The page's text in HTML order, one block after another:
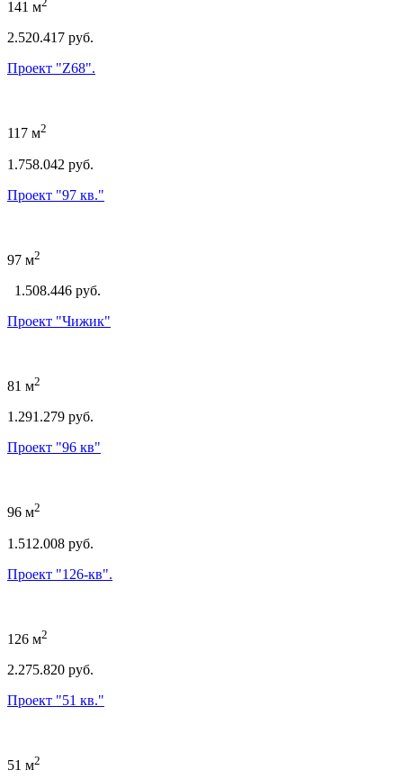
141 м
2.520.417 руб.
Проект "Z68".
117 м2
1.758.042 руб.
Проект "97 кв."
97 м2
1.508.446 руб.
Проект "Чижик"
81 м2
1.291.279 руб.
Проект "96 кв"
96 м2
1.512.008 руб.
Проект "126-кв".
126 м2
2.275.820 руб.
Проект "51 кв."
51 м2